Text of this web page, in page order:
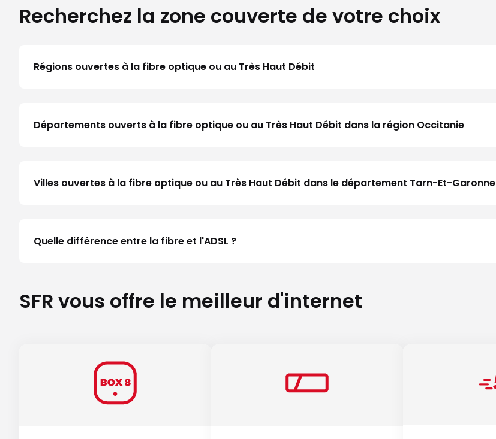
Recherchez la zone couverte de votre choix
Régions ouvertes à la fibre optique ou au Très Haut Débit
Départements ouverts à la fibre optique ou au Très Haut Débit dans la région Occitanie
Villes ouvertes à la fibre optique ou au Très Haut Débit dans le département Tarn-Et-Garonne
Quelle différence entre la fibre et l'ADSL ?
SFR vous offre le meilleur d'internet